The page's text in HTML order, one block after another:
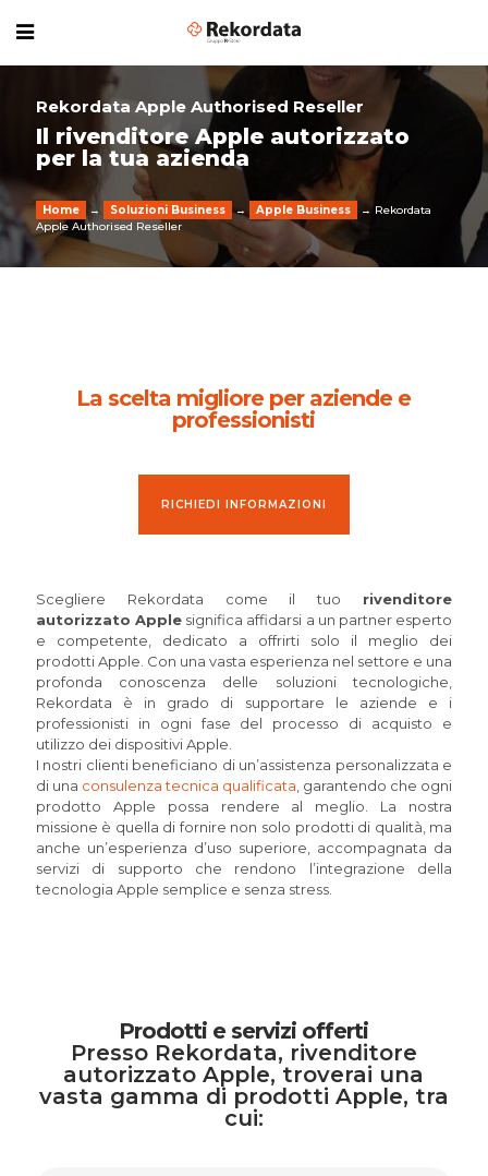
Rekordata Apple Authorised Reseller
Il rivenditore Apple autorizzato
per la tua azienda
Home → Soluzioni Business → Apple Business
→ Rekordata
Apple Authorised Reseller
La scelta migliore per aziende e
professionisti
RICHIEDI INFORMAZIONI
Scegliere Rekordata come il tuo rivenditore
autorizzato Apple significa affidarsi a un partner esperto
e competente, dedicato a offrirti solo il meglio dei
prodotti Apple. Con una vasta esperienza nel settore e una
profonda conoscenza delle soluzioni tecnologiche,
Rekordata è in grado di supportare le aziende e i
professionisti in ogni fase del processo di acquisto e
utilizzo dei dispositivi Apple.
I nostri clienti beneficiano di un’assistenza personalizzata e
di una consulenza tecnica qualificata , garantendo che ogni
prodotto Apple possa rendere al meglio. La nostra
missione è quella di fornire non solo prodotti di qualità, ma
anche un’esperienza d’uso superiore, accompagnata da
servizi di supporto che rendono l’integrazione della
tecnologia Apple semplice e senza stress.
Prodotti e servizi offerti
Presso Rekordata, rivenditore
autorizzato Apple, troverai una
vasta gamma di prodotti Apple, tra
cui: